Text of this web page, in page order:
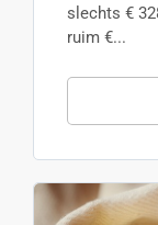
slechts €
ruim €...